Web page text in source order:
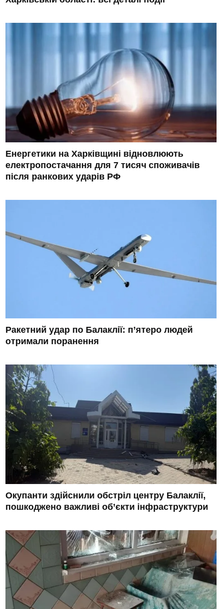
Енергетики на Харківщині відновлюють
електропостачання для 7 тисяч споживачів
після ранкових ударів РФ
Ракетний удар по Балаклії: п’ятеро людей
отримали поранення
Окупанти здійснили обстріл центру Балаклії,
пошкоджено важливі об’єкти інфраструктури